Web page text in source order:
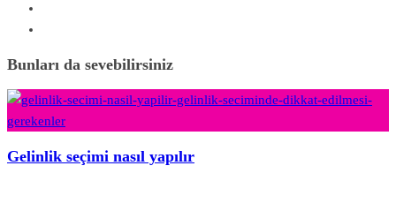
Bunları da sevebilirsiniz
Gelinlik seçimi nasıl yapılır